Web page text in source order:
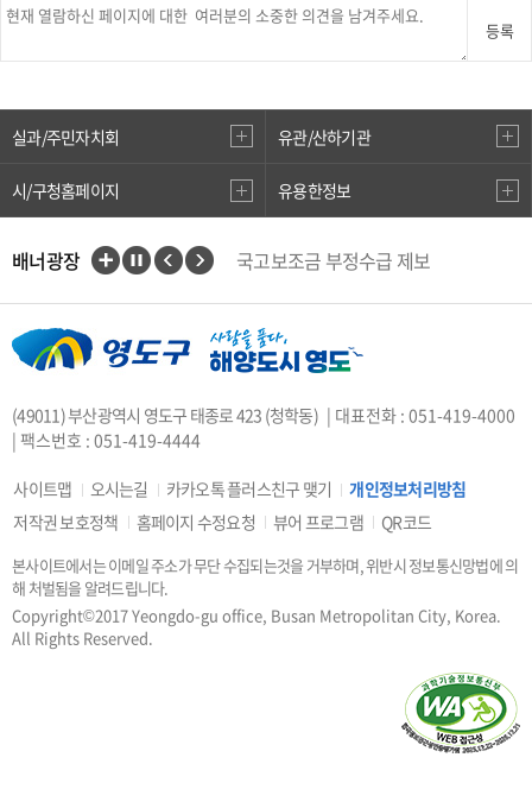
등록
실과/주민자치회 유관/산하기관
시/구청홈페이지 유용한정보
배너광장
국고보조금 부정수급 제보
지적측량바로처리센터
안전속도 5030
카카오톡 플러스친구
중앙부처 법령 유권해석
복지·보조금 부정 신고센터
지방소득세(특별징수분)신고·납부
행복출산 원스톱서비스
도로명주소안내
e-청소년
부산광역시청소년종합지원센터
승용차요일제
부산인재평생교육진흥원
(49011) 부산광역시 영도구 태종로 423 (청학동) | 대표전화 : 051-419-4000
| 팩스번호 : 051-419-4444
사이트맵 오시는길 카카오톡 플러스친구 맺기
개인정보처리방침
저작권 보호정책
홈페이지 수정요청 뷰어 프로그램 QR코드
본사이트에서는 이메일 주소가 무단 수집되는것을 거부하며, 위반시 정보통신망법에 의
해 처벌됨을 알려드립니다.
Copyright©2017 Yeongdo-gu office, Busan Metropolitan City, Korea.
All Rights Reserved.